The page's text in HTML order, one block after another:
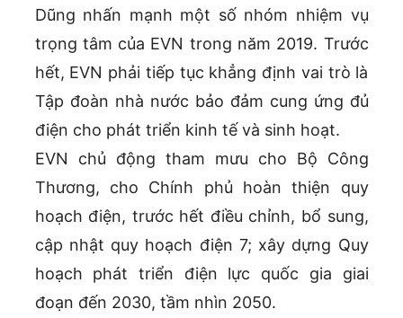
Dũng nhấn mạnh một số nhóm nhiệm vụ
trọng tâm của EVN trong năm 2019. Trước
hết, EVN phải tiếp tục khẳng định vai trò là
Tập đoàn nhà nước bảo đảm cung ứng đủ
điện cho phát triển kinh tế và sinh hoạt.
EVN chủ động tham mưu cho Bộ Công
Thương, cho Chính phủ hoàn thiện quy
hoạch điện, trước hết điều chỉnh, bổ sung,
cập nhật quy hoạch điện 7; xây dựng Quy
hoạch phát triển điện lực quốc gia giai
đoạn đến 2030, tầm nhìn 2050.